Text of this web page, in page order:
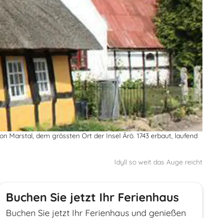
Marstal, dem grössten Ort der Insel Ärö. 1743 erbaut, laufend
Idyll so weit das Auge reicht
Buchen Sie jetzt Ihr Ferienhaus
Buchen Sie jetzt Ihr Ferienhaus und genießen